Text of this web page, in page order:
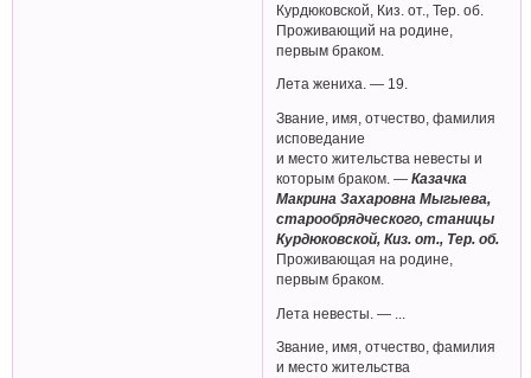
Курдюковской, Киз. от., Тер. об.
Проживающий на родине,
первым браком.
Лета жениха. — 19.
Звание, имя, отчество, фамилия
исповедание
и место жительства невесты и
которым браком. —Казачка
Макрина Захаровна Мыгыева,
старообрядческого, станицы
Курдюковской, Киз. от., Тер. об.
Проживающая на родине,
первым браком.
Лета невесты. — ...
Звание, имя, отчество, фамилия
и место жительства